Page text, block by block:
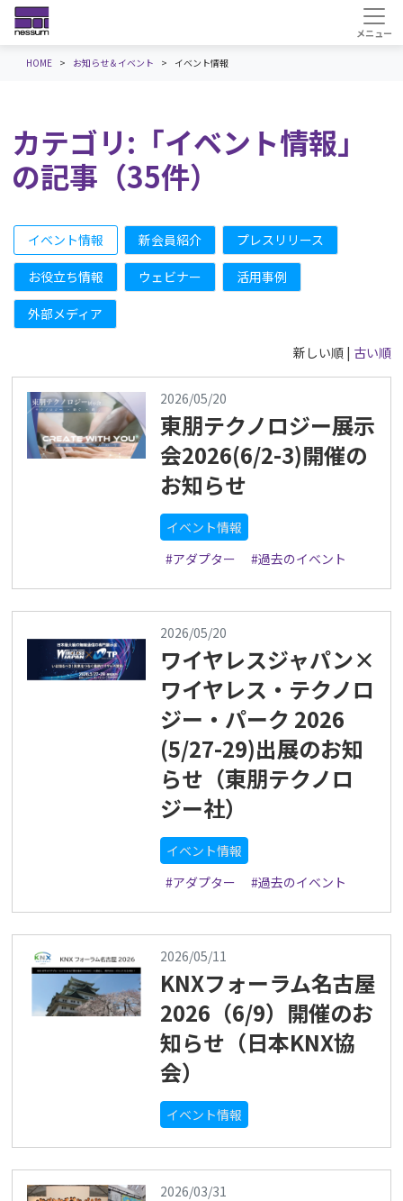
HOME お知らせ＆イベント イベント情報
カテゴリ:「イベント情報」
の記事（35件）
イベント情報 新会員紹介 プレスリリース
お役立ち情報 ウェビナー 活用事例
外部メディア
新しい順 | 古い順
2026/05/20
東朋テクノロジー展示
会2026(6/2-3)開催の
お知らせ
イベント情報
#アダプター
#過去のイベント
2026/05/20
ワイヤレスジャパン×
ワイヤレス・テクノロ
ジー・パーク 2026
(5/27-29)出展のお知
らせ（東朋テクノロ
ジー社）
イベント情報
#アダプター
#過去のイベント
2026/05/11
KNXフォーラム名古屋
2026（6/9）開催のお
知らせ（日本KNX協
会）
イベント情報
2026/03/31